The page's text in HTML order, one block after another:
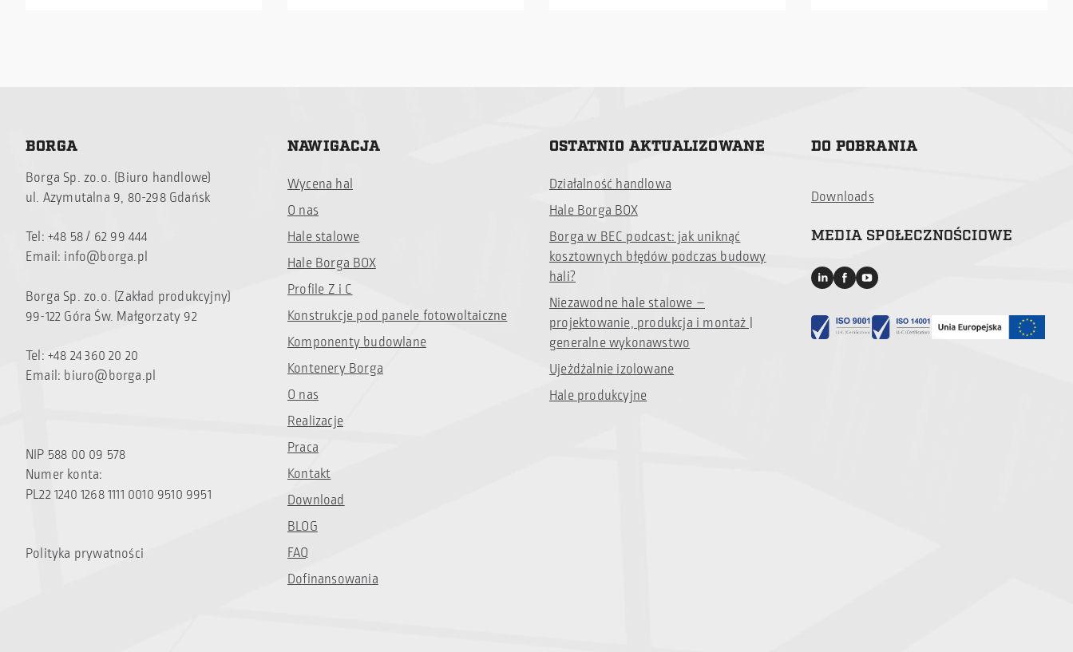
BORGA
Borga Sp. zo.o. (Biuro handlowe)
ul. Azymutalna 9, 80-298 Gdańsk
Tel: +48 58 / 62 99 444
Email: info@borga.pl
Borga Sp. zo.o. (Zakład produkcyjny)
99-122 Góra Św. Małgorzaty 92
Tel: +48 24 360 20 20
Email: biuro@borga.pl
NIP 588 00 09 578
Numer konta:
PL22 1240 1268 1111 0010 9510 9951
Polityka prywatności
NAWIGACJA
Wycena hal
O nas
Hale stalowe
Hale Borga BOX
Profile Z i C
Konstrukcje pod panele fotowoltaiczne
Komponenty budowlane
Kontenery Borga
O nas
Realizacje
Praca
Kontakt
Download
BLOG
FAQ
Dofinansowania
OSTATNIO AKTUALIZOWANE
Działalność handlowa
Hale Borga BOX
Borga w BEC podcast: jak uniknąć
kosztownych błędów podczas budowy
hali?
Niezawodne hale stalowe –
projektowanie, produkcja i montaż |
generalne wykonawstwo
Ujeżdżalnie izolowane
Hale produkcyjne
DO POBRANIA
Downloads
MEDIA SPOŁECZNOŚCIOWE